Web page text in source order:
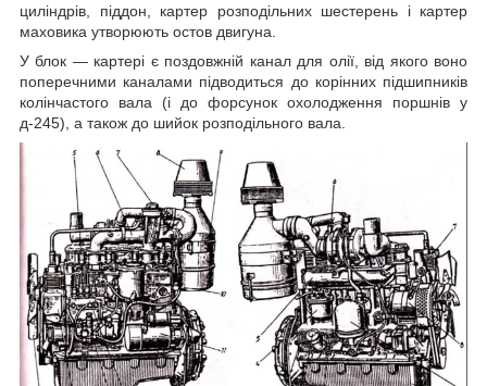
циліндрів, піддон, картер розподільних шестерень і картер
маховика утворюють остов двигуна.
У блок ― картері є поздовжній канал для олії, від якого воно
поперечними каналами підводиться до корінних підшипників
колінчастого вала (і до форсунок охолодження поршнів у
д-245), а також до шийок розподільного вала.